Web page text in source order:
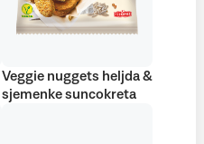
Veggie nuggets heljda &
sjemenke suncokreta